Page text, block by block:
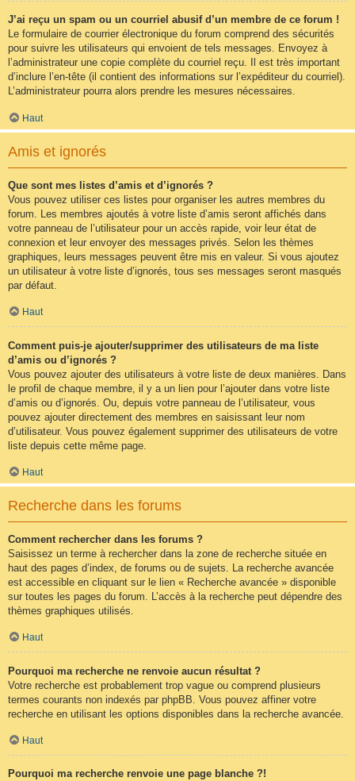
J’ai reçu un spam ou un courriel abusif d’un membre de ce forum !
Le formulaire de courrier électronique du forum comprend des sécurités
pour suivre les utilisateurs qui envoient de tels messages. Envoyez à
l’administrateur une copie complète du courriel reçu. Il est très important
d’inclure l’en-tête (il contient des informations sur l’expéditeur du courriel).
L’administrateur pourra alors prendre les mesures nécessaires.
Haut
Amis et ignorés
Que sont mes listes d’amis et d’ignorés ?
Vous pouvez utiliser ces listes pour organiser les autres membres du
forum. Les membres ajoutés à votre liste d’amis seront affichés dans
votre panneau de l’utilisateur pour un accès rapide, voir leur état de
connexion et leur envoyer des messages privés. Selon les thèmes
graphiques, leurs messages peuvent être mis en valeur. Si vous ajoutez
un utilisateur à votre liste d’ignorés, tous ses messages seront masqués
par défaut.
Haut
Comment puis-je ajouter/supprimer des utilisateurs de ma liste
d’amis ou d’ignorés ?
Vous pouvez ajouter des utilisateurs à votre liste de deux manières. Dans
le profil de chaque membre, il y a un lien pour l’ajouter dans votre liste
d’amis ou d’ignorés. Ou, depuis votre panneau de l’utilisateur, vous
pouvez ajouter directement des membres en saisissant leur nom
d’utilisateur. Vous pouvez également supprimer des utilisateurs de votre
liste depuis cette même page.
Haut
Recherche dans les forums
Comment rechercher dans les forums ?
Saisissez un terme à rechercher dans la zone de recherche située en
haut des pages d’index, de forums ou de sujets. La recherche avancée
est accessible en cliquant sur le lien « Recherche avancée » disponible
sur toutes les pages du forum. L’accès à la recherche peut dépendre des
thèmes graphiques utilisés.
Haut
Pourquoi ma recherche ne renvoie aucun résultat ?
Votre recherche est probablement trop vague ou comprend plusieurs
termes courants non indexés par phpBB. Vous pouvez affiner votre
recherche en utilisant les options disponibles dans la recherche avancée.
Haut
Pourquoi ma recherche renvoie une page blanche ?!